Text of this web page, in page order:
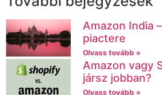
Amazon India
piactere
Olvass tovább »
Amazon vagy
jársz jobban?
Olvass tovább »